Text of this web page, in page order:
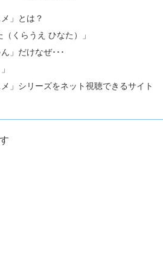
メ」とは？
（くらうえ ひなた）」
ん」だけなぜ･･･
メ」シリーズをネット視聴できるサイト